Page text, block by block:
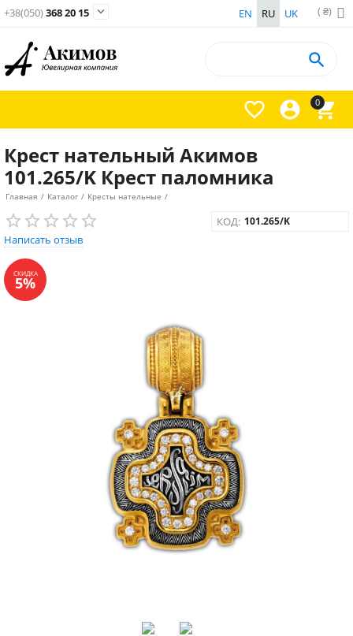
( ₴)
EN RU UK
+38(050)368 20 15 
0




Крест нательный Акимов
101.265/K Крест паломника
Главная / Каталог / Кресты нательные /
Написать отзыв
КОД: 101.265/K
СКИДКА
5%